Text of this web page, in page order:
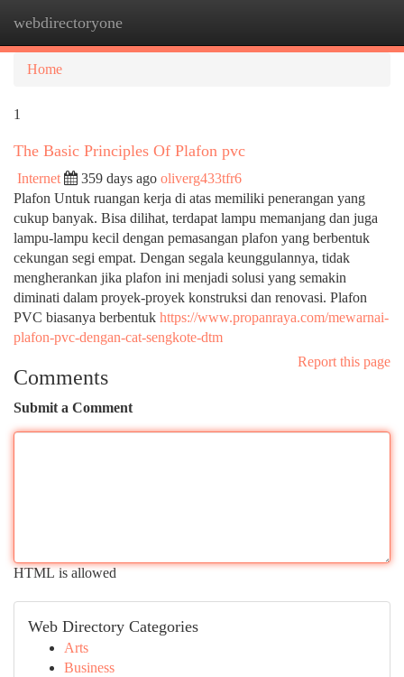
webdirectoryone
Home
1
The Basic Principles Of Plafon pvc
Internet 359 days ago oliverg433tfr6
Plafon Untuk ruangan kerja di atas memiliki penerangan yang
cukup banyak. Bisa dilihat, terdapat lampu memanjang dan juga
lampu-lampu kecil dengan pemasangan plafon yang berbentuk
cekungan segi empat. Dengan segala keunggulannya, tidak
mengherankan jika plafon ini menjadi solusi yang semakin
diminati dalam proyek-proyek konstruksi dan renovasi. Plafon
PVC biasanya berbentuk https://www.propanraya.com/mewarnai-
plafon-pvc-dengan-cat-sengkote-dtm
Report this page
Comments
Submit a Comment
HTML is allowed
Web Directory Categories
Arts
Business